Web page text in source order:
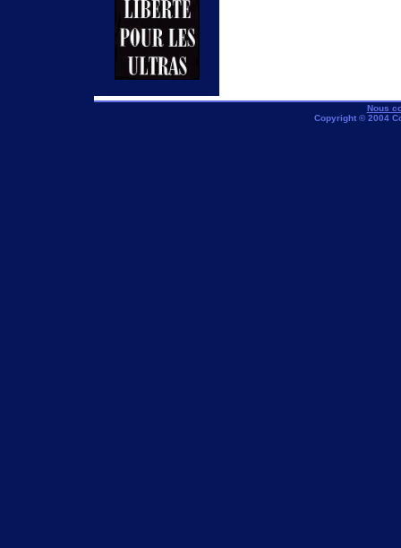
Nous
Copyright © 2004